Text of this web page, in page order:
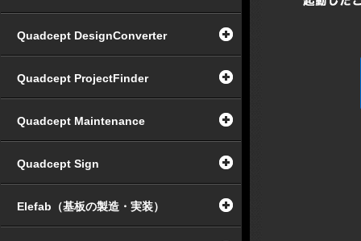
Quadcept DesignConverter
Quadcept ProjectFinder
Quadcept Maintenance
Quadcept Sign
Elefab（基板の製造・実装）